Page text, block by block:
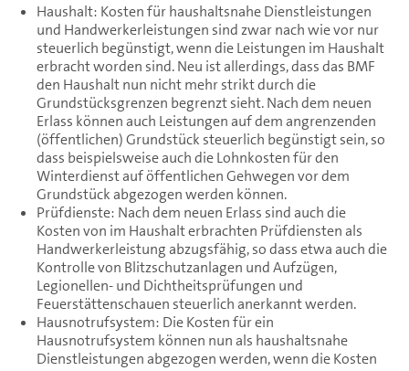
Haushalt: Kosten für haushaltsnahe Dienstleistungen
und Handwerkerleistungen sind zwar nach wie vor nur
steuerlich begünstigt, wenn die Leistungen im Haushalt
erbracht worden sind. Neu ist allerdings, dass das BMF
den Haushalt nun nicht mehr strikt durch die
Grundstücksgrenzen begrenzt sieht. Nach dem neuen
Erlass können auch Leistungen auf dem angrenzenden
(öffentlichen) Grundstück steuerlich begünstigt sein, so
dass beispielsweise auch die Lohnkosten für den
Winterdienst auf öffentlichen Gehwegen vor dem
Grundstück abgezogen werden können.
Prüfdienste: Nach dem neuen Erlass sind auch die
Kosten von im Haushalt erbrachten Prüfdiensten als
Handwerkerleistung abzugsfähig, so dass etwa auch die
Kontrolle von Blitzschutzanlagen und Aufzügen,
Legionellen- und Dichtheitsprüfungen und
Feuerstättenschauen steuerlich anerkannt werden.
Hausnotrufsystem: Die Kosten für ein
Hausnotrufsystem können nun als haushaltsnahe
Dienstleistungen abgezogen werden, wenn die Kosten